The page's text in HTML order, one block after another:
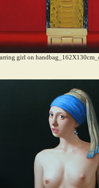
girl on